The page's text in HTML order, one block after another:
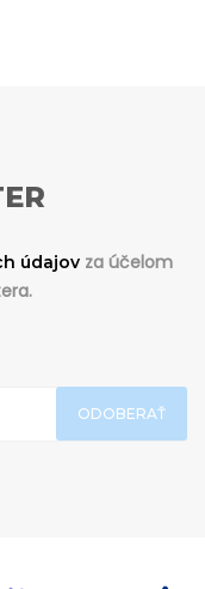
údajov za účelom
ODOBERAŤ